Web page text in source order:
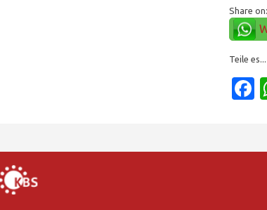
Share on:
Teile es...